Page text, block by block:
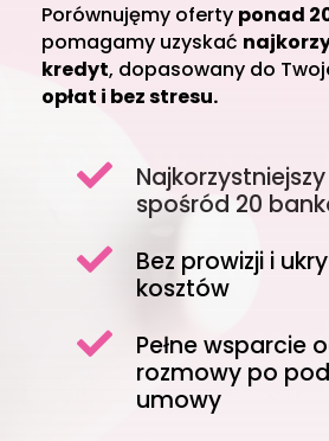
Porównujęmy oferty ponad
pomagamy uzyskać
kredyt, dopasowany do
opłat i bez stresu.

spośród 20

Bez prowizji i
kosztów

Pełne wsparcie
rozmowy po
umowy